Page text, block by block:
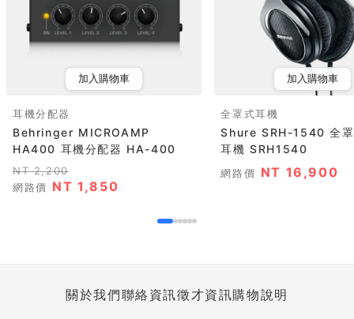
加入購物車
耳機分配器
Behringer MICROAMP
HA400 耳機分配器 HA-400
NT 2,200
網路價 NT 1,850
加入購物車
全罩式耳機
Shure SRH-1540 全
耳機 SRH1540
網路價 NT 16,900
關於我們聯絡資訊徵才資訊購物說明